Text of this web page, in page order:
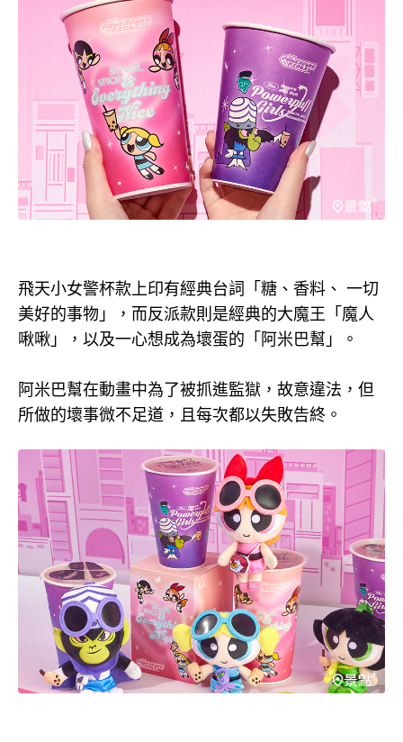
飛天小女警杯款上印有經典台詞「糖、香料、 一切
美好的事物」，而反派款則是經典的大魔王「魔人
啾啾」，以及一心想成為壞蛋的「阿米巴幫」。
阿米巴幫在動畫中為了被抓進監獄，故意違法，但
所做的壞事微不足道，且每次都以失敗告終。